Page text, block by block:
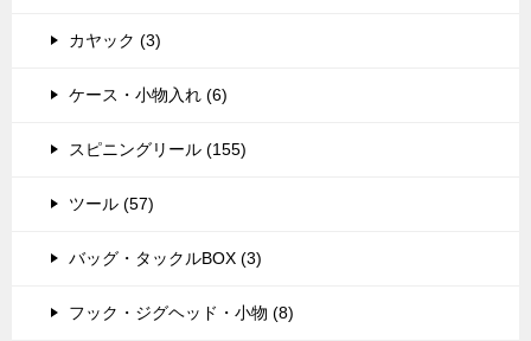
カヤック (3)
ケース・小物入れ (6)
スピニングリール (155)
ツール (57)
バッグ・タックルBOX (3)
フック・ジグヘッド・小物 (8)